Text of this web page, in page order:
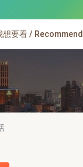
想要看 / Recommend